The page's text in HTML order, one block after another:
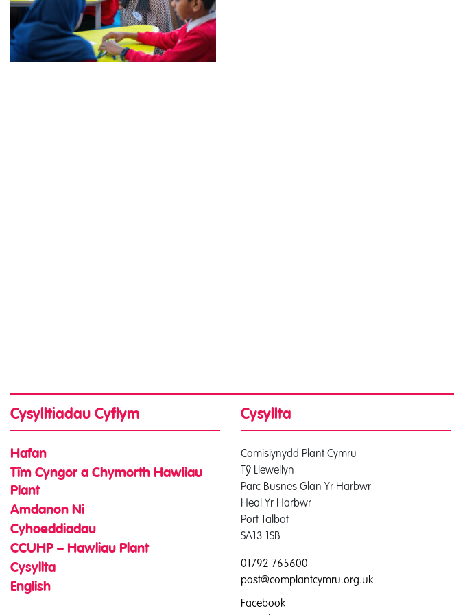
Cysylltiadau Cyflym
Hafan
Tîm Cyngor a Chymorth Hawliau
Plant
Amdanon Ni
Cyhoeddiadau
CCUHP – Hawliau Plant
Cysyllta
English
Cysyllta
Comisiynydd Plant Cymru
Tŷ Llewellyn
Parc Busnes Glan Yr Harbwr
Heol Yr Harbwr
Port Talbot
SA13 1SB
01792 765600
post@complantcymru.org.uk
Facebook